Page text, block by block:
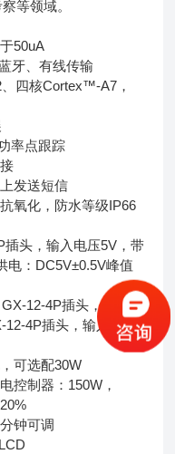
等领域。
50uA
牙、有线传输
四核Cortex™-A7，
率点跟踪
发送短信
氧化，防水等级IP66
头，输入电压5V，带
电：DC5V±0.5V峰值
12-4P插头，输出供
12-4P插头，输入电压
可选配30W
控制器：150W，
钟可调